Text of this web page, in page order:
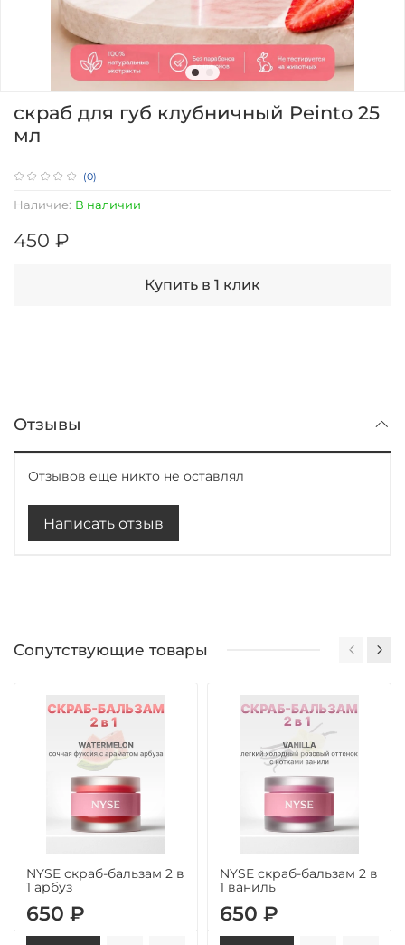
(0)
Наличие: В наличии
скраб для губ клубничный Peinto 25
мл
450 ₽
Купить в 1 клик
Отзывы
Отзывов еще никто не оставлял
Написать отзыв
Сопутствующие товары
NYSE скраб-бальзам 2 в
1 арбуз
650 ₽
NYSE скраб-бальзам 2 в
1 ваниль
650 ₽